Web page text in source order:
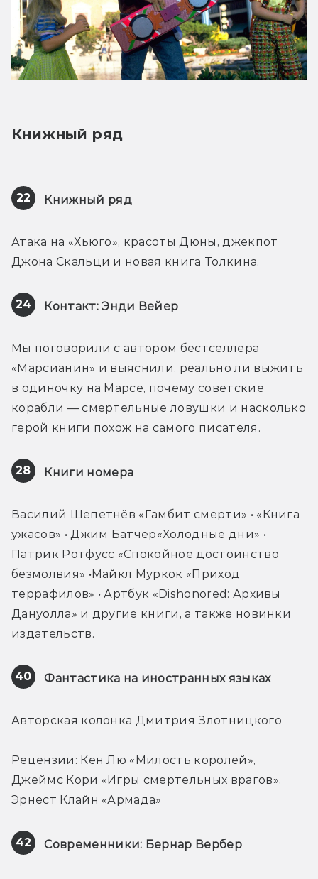
Книжный ряд
22 Книжный ряд
Атака на «Хьюго», красоты Дюны, джекпот
Джона Скальци и новая книга Толкина.
24 Контакт: Энди Вейер
Мы поговорили с автором бестселлера
«Марсианин» и выяснили, реально ли выжить
в одиночку на Марсе, почему советские
корабли — смертельные ловушки и насколько
герой книги похож на самого писателя.
28 Книги номера
Василий Щепетнёв «Гамбит смерти» • «Книга
ужасов» • Джим Батчер«Холодные дни» •
Патрик Ротфусс «Спокойное достоинство
безмолвия» •Майкл Муркок «Приход
террафилов» • Артбук «Dishonored: Архивы
Дануолла» и другие книги, а также новинки
издательств.
40 Фантастика на иностранных языках
Авторская колонка Дмитрия Злотницкого
Рецензии: Кен Лю «Милость королей»,
Джеймс Кори «Игры смертельных врагов»,
Эрнест Клайн «Армада»
42 Современники: Бернар Вербер